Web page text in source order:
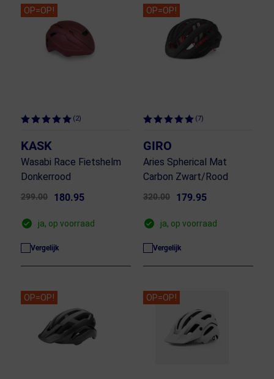
OP=OP!
(2)
KASK
Wasabi Race Fietshelm
Donkerrood
299.00 180.95
ja, op voorraad
Vergelijk
OP=OP!
(7)
GIRO
Aries Spherical Mat
Carbon Zwart/Rood
320.00 179.95
ja, op voorraad
Vergelijk
OP=OP! OP=OP!